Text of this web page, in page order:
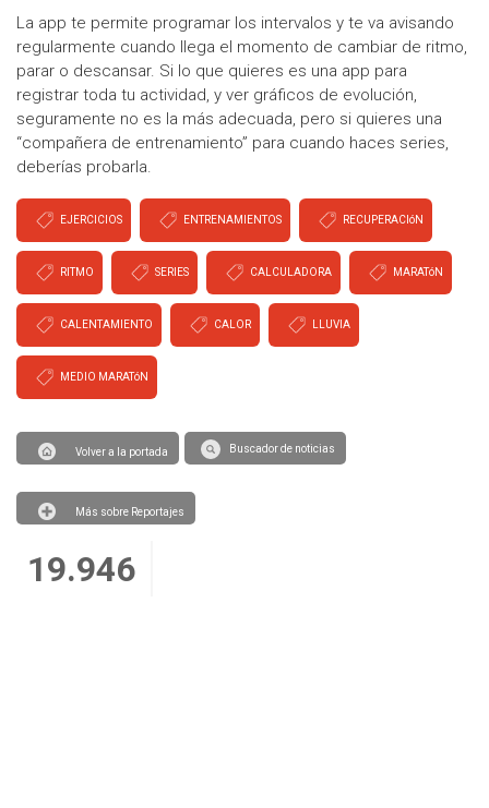
La app te permite programar los intervalos y te va avisando
regularmente cuando llega el momento de cambiar de ritmo,
parar o descansar. Si lo que quieres es una app para
registrar toda tu actividad, y ver gráficos de evolución,
seguramente no es la más adecuada, pero si quieres una
“compañera de entrenamiento” para cuando haces series,
deberías probarla.
EJERCICIOS ENTRENAMIENTOS RECUPERACIóN
RITMO SERIES CALCULADORA MARATóN
CALENTAMIENTO CALOR LLUVIA
MEDIO MARATóN
Volver a la portada Buscador de noticias
Más sobre Reportajes
19.946